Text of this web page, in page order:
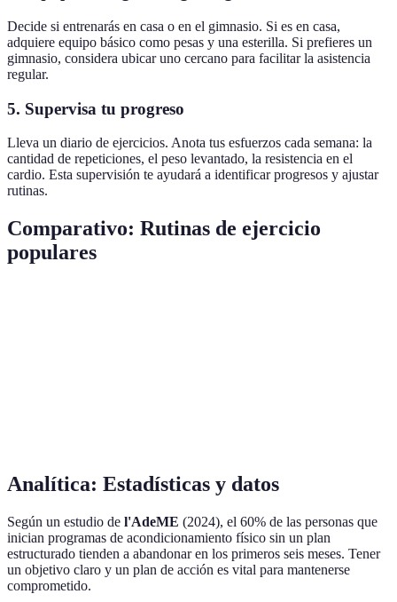
Decide si entrenarás en casa o en el gimnasio. Si es en casa,
adquiere equipo básico como pesas y una esterilla. Si prefieres un
gimnasio, considera ubicar uno cercano para facilitar la asistencia
regular.
5. Supervisa tu progreso
Lleva un diario de ejercicios. Anota tus esfuerzos cada semana: la
cantidad de repeticiones, el peso levantado, la resistencia en el
cardio. Esta supervisión te ayudará a identificar progresos y ajustar
rutinas.
Comparativo: Rutinas de ejercicio
populares
Analítica: Estadísticas y datos
Según un estudio de l'AdeME (2024), el 60% de las personas que
inician programas de acondicionamiento físico sin un plan
estructurado tienden a abandonar en los primeros seis meses. Tener
un objetivo claro y un plan de acción es vital para mantenerse
comprometido.